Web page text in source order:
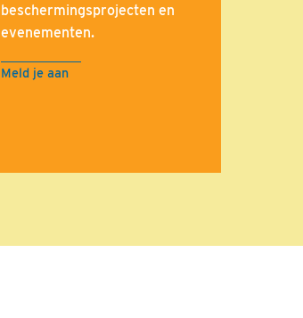
beschermingsprojecten en
evenementen.
Meld je aan